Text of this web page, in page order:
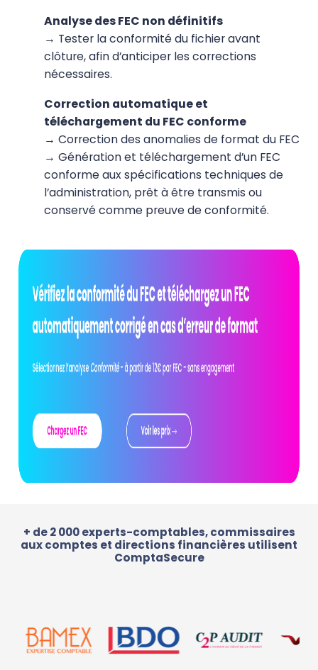
Analyse des FEC non définitifs
→ Tester la conformité du fichier avant
clôture, afin d’anticiper les corrections
nécessaires.
Correction automatique et
téléchargement du FEC conforme
→ Correction des anomalies de format du FEC
→ Génération et téléchargement d’un FEC
conforme aux spécifications techniques de
l’administration, prêt à être transmis ou
conservé comme preuve de conformité.
+ de 2 000 experts-comptables, commissaires
aux comptes et directions financières utilisent
ComptaSecure